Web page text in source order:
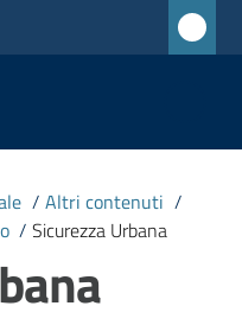
/ Altri contenuti /
/ Sicurezza Urbana